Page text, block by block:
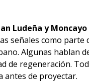
Ludeña y Moncayo
señales como parte
Algunas hablan
de regeneración.
antes de proyectar.